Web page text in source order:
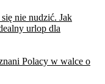
nie nudzić. Jak
urlop dla
Polacy w walce o